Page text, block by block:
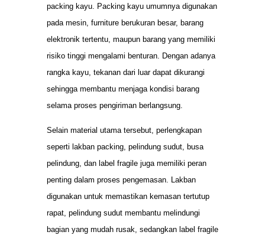
packing kayu. Packing kayu umumnya digunakan
pada mesin, furniture berukuran besar, barang
elektronik tertentu, maupun barang yang memiliki
risiko tinggi mengalami benturan. Dengan adanya
rangka kayu, tekanan dari luar dapat dikurangi
sehingga membantu menjaga kondisi barang
selama proses pengiriman berlangsung.
Selain material utama tersebut, perlengkapan
seperti lakban packing, pelindung sudut, busa
pelindung, dan label fragile juga memiliki peran
penting dalam proses pengemasan. Lakban
digunakan untuk memastikan kemasan tertutup
rapat, pelindung sudut membantu melindungi
bagian yang mudah rusak, sedangkan label fragile